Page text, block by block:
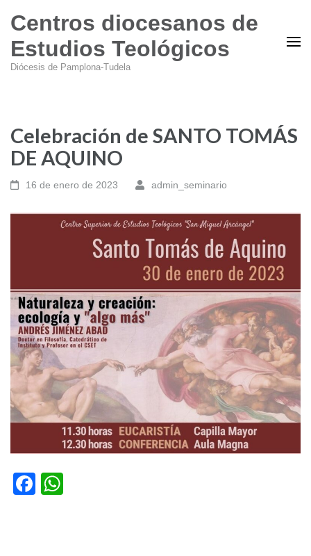
Centros diocesanos de
Estudios Teológicos
Diócesis de Pamplona-Tudela
Celebración de SANTO TOMÁS
DE AQUINO
16 de enero de 2023 admin_seminario
Facebook